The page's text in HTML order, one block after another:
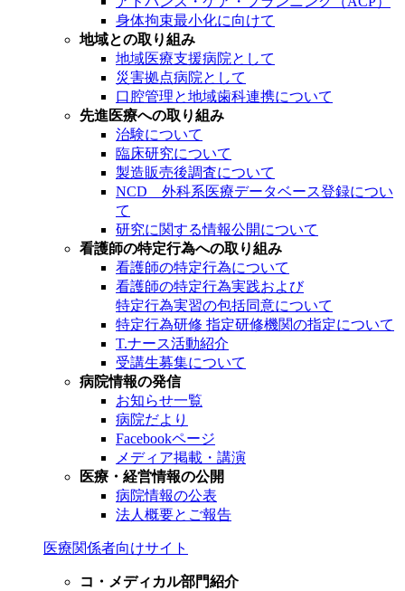
身体拘束最小化に向けて
地域との取り組み
地域医療支援病院として
災害拠点病院として
口腔管理と地域歯科連携について
先進医療への取り組み
治験について
臨床研究について
製造販売後調査について
NCD 外科系医療データベース登録につい
て
研究に関する情報公開について
看護師の特定行為への取り組み
看護師の特定行為について
看護師の特定行為実践および
特定行為実習の包括同意について
特定行為研修 指定研修機関の指定について
T.ナース活動紹介
受講生募集について
病院情報の発信
お知らせ一覧
病院だより
Facebookページ
メディア掲載・講演
医療・経営情報の公開
病院情報の公表
法人概要とご報告
医療関係者向けサイト
コ・メディカル部門紹介